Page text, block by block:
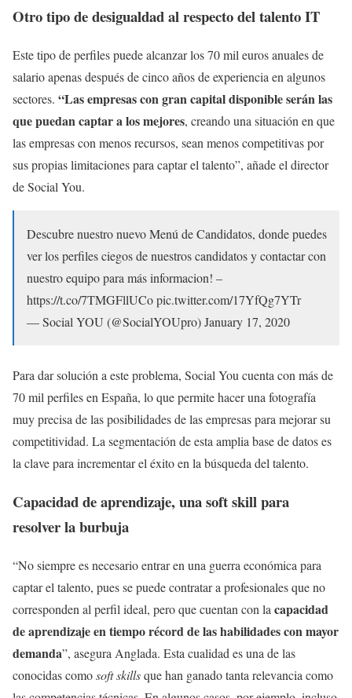
Otro tipo de desigualdad al respecto del talento IT
Este tipo de perfiles puede alcanzar los 70 mil euros anuales de
salario apenas después de cinco años de experiencia en algunos
sectores. “Las empresas con gran capital disponible serán las
que puedan captar a los mejores, creando una situación en que
las empresas con menos recursos, sean menos competitivas por
sus propias limitaciones para captar el talento”, añade el director
de Social You.
Descubre nuestro nuevo Menú de Candidatos, donde puedes
ver los perfiles ciegos de nuestros candidatos y contactar con
nuestro equipo para más informacion! –
https://t.co/7TMGFllUCo pic.twitter.com/17YfQg7YTr
— Social YOU (@SocialYOUpro) January 17, 2020
Para dar solución a este problema, Social You cuenta con más de
70 mil perfiles en España, lo que permite hacer una fotografía
muy precisa de las posibilidades de las empresas para mejorar su
competitividad. La segmentación de esta amplia base de datos es
la clave para incrementar el éxito en la búsqueda del talento.
Capacidad de aprendizaje, una soft skill para
resolver la burbuja
“No siempre es necesario entrar en una guerra económica para
captar el talento, pues se puede contratar a profesionales que no
corresponden al perfil ideal, pero que cuentan con la capacidad
de aprendizaje en tiempo récord de las habilidades con mayor
demanda”, asegura Anglada. Esta cualidad es una de las
conocidas comosoft skillsque han ganado tanta relevancia como